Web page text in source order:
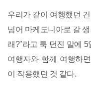
우리가 같이 여행했던
넘어 마케도니아로 갈
래?"라고 툭 던진 말에
여행자와 함께 여행하
이 작용했던 것 같다.